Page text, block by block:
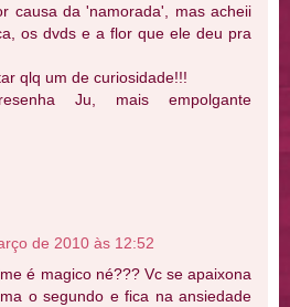
causa da 'namorada', mas acheii
os dvds e a flor que ele deu pra
qlq um de curiosidade!!!
Ju, mais empolgante
de 2010 às 12:52
é magico né??? Vc se apaixona
o segundo e fica na ansiedade